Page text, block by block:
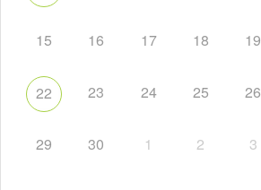
15 16 17 18 19
22 23 24 25 26
29 30 1 2 3